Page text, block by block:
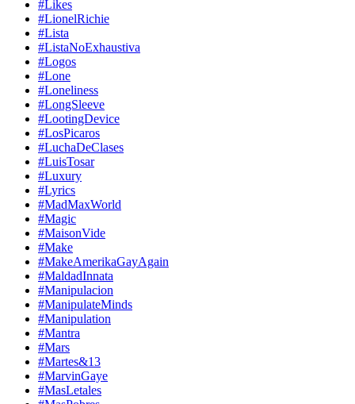
#Likes
#LionelRichie
#Lista
#ListaNoExhaustiva
#Logos
#Lone
#Loneliness
#LongSleeve
#LootingDevice
#LosPicaros
#LuchaDeClases
#LuisTosar
#Luxury
#Lyrics
#MadMaxWorld
#Magic
#MaisonVide
#Make
#MakeAmerikaGayAgain
#MaldadInnata
#Manipulacion
#ManipulateMinds
#Manipulation
#Mantra
#Mars
#Martes&13
#MarvinGaye
#MasLetales